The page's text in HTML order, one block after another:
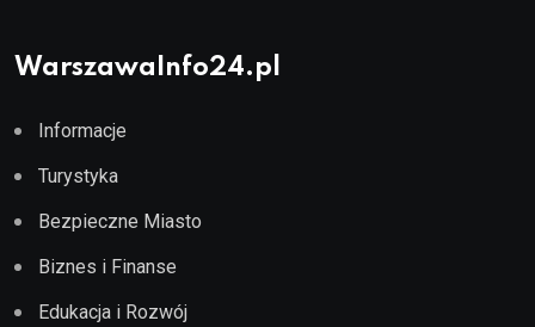
WarszawaInfo24.pl
Informacje
Turystyka
Bezpieczne Miasto
Biznes i Finanse
Edukacja i Rozwój